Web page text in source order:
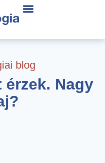
blog
Nagy